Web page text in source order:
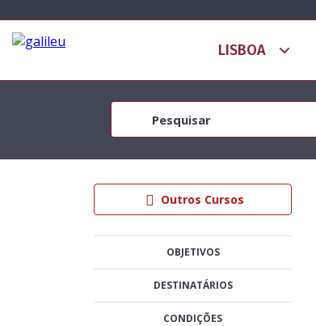
Outros Cursos
OBJETIVOS
DESTINATÁRIOS
CONDIÇÕES